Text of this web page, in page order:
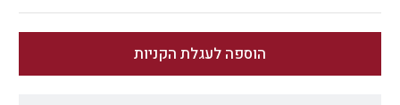
הוספה לעגלת הקניות